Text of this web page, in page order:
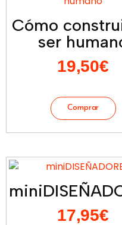
Cómo
ser
19,50€
17,95€